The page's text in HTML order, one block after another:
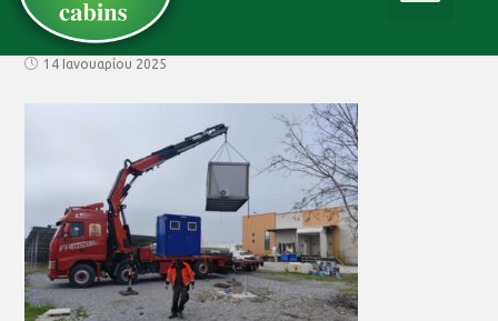
14 Ιανουαρίου 2025